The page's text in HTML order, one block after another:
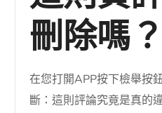
刪除嗎？
在您打開APP按下檢舉按
斷：這則評論究竟是真的